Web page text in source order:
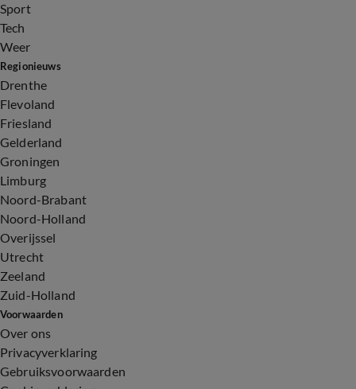
Sport
Tech
Weer
Regionieuws
Drenthe
Flevoland
Friesland
Gelderland
Groningen
Limburg
Noord-Brabant
Noord-Holland
Overijssel
Utrecht
Zeeland
Zuid-Holland
Voorwaarden
Over ons
Privacyverklaring
Gebruiksvoorwaarden